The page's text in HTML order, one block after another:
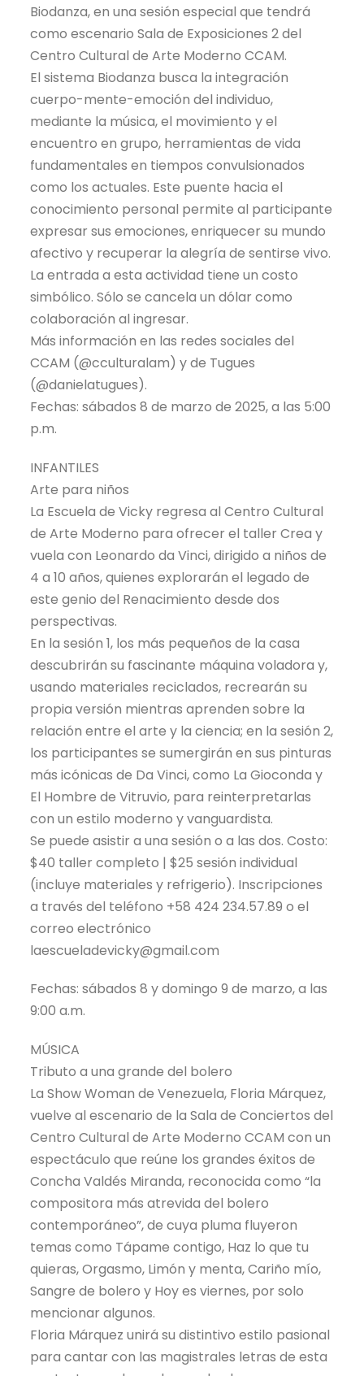
Biodanza, en una sesión especial que tendrá
como escenario Sala de Exposiciones 2 del
Centro Cultural de Arte Moderno CCAM.
El sistema Biodanza busca la integración
cuerpo-mente-emoción del individuo,
mediante la música, el movimiento y el
encuentro en grupo, herramientas de vida
fundamentales en tiempos convulsionados
como los actuales. Este puente hacia el
conocimiento personal permite al participante
expresar sus emociones, enriquecer su mundo
afectivo y recuperar la alegría de sentirse vivo.
La entrada a esta actividad tiene un costo
simbólico. Sólo se cancela un dólar como
colaboración al ingresar.
Más información en las redes sociales del
CCAM (@cculturalam) y de Tugues
(@danielatugues).
Fechas: sábados 8 de marzo de 2025, a las 5:00
p.m.
INFANTILES
Arte para niños
La Escuela de Vicky regresa al Centro Cultural
de Arte Moderno para ofrecer el taller Crea y
vuela con Leonardo da Vinci, dirigido a niños de
4 a 10 años, quienes explorarán el legado de
este genio del Renacimiento desde dos
perspectivas.
En la sesión 1, los más pequeños de la casa
descubrirán su fascinante máquina voladora y,
usando materiales reciclados, recrearán su
propia versión mientras aprenden sobre la
relación entre el arte y la ciencia; en la sesión 2,
los participantes se sumergirán en sus pinturas
más icónicas de Da Vinci, como La Gioconda y
El Hombre de Vitruvio, para reinterpretarlas
con un estilo moderno y vanguardista.
Se puede asistir a una sesión o a las dos. Costo:
$40 taller completo | $25 sesión individual
(incluye materiales y refrigerio). Inscripciones
a través del teléfono +58 424 234.57.89 o el
correo electrónico
laescueladevicky@gmail.com
Fechas: sábados 8 y domingo 9 de marzo, a las
9:00 a.m.
MÚSICA
Tributo a una grande del bolero
La Show Woman de Venezuela, Floria Márquez,
vuelve al escenario de la Sala de Conciertos del
Centro Cultural de Arte Moderno CCAM con un
espectáculo que reúne los grandes éxitos de
Concha Valdés Miranda, reconocida como “la
compositora más atrevida del bolero
contemporáneo”, de cuya pluma fluyeron
temas como Tápame contigo, Haz lo que tu
quieras, Orgasmo, Limón y menta, Cariño mío,
Sangre de bolero y Hoy es viernes, por solo
mencionar algunos.
Floria Márquez unirá su distintivo estilo pasional
para cantar con las magistrales letras de esta